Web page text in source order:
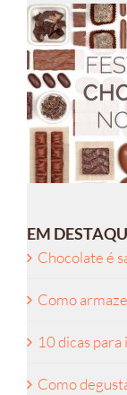
EM
Chocolate é
Como
10 dicas
Como